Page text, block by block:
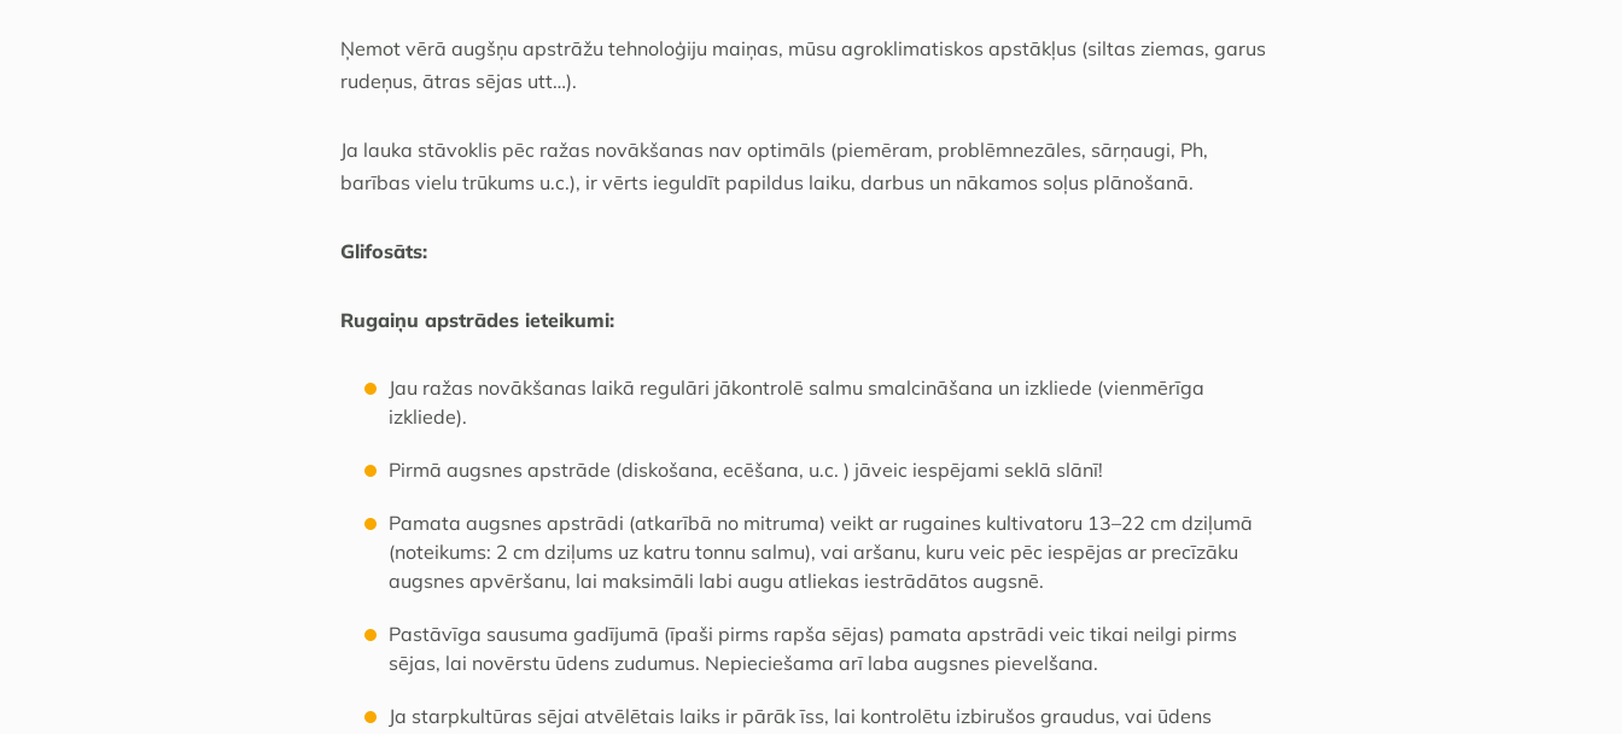
Ņemot vērā augšņu apstrāžu tehnoloģiju maiņas, mūsu agroklimatiskos apstākļus (siltas ziemas, garus
rudeņus, ātras sējas utt…).
Ja lauka stāvoklis pēc ražas novākšanas nav optimāls (piemēram, problēmnezāles, sārņaugi, Ph,
barības vielu trūkums u.c.), ir vērts ieguldīt papildus laiku, darbus un nākamos soļus plānošanā.
Glifosāts:
Rugaiņu apstrādes ieteikumi:
Jau ražas novākšanas laikā regulāri jākontrolē salmu smalcināšana un izkliede (vienmērīga
izkliede).
Pirmā augsnes apstrāde (diskošana, ecēšana, u.c. ) jāveic iespējami seklā slānī!
Pamata augsnes apstrādi (atkarībā no mitruma) veikt ar rugaines kultivatoru 13–22 cm dziļumā
(noteikums: 2 cm dziļums uz katru tonnu salmu), vai aršanu, kuru veic pēc iespējas ar precīzāku
augsnes apvēršanu, lai maksimāli labi augu atliekas iestrādātos augsnē.
Pastāvīga sausuma gadījumā (īpaši pirms rapša sējas) pamata apstrādi veic tikai neilgi pirms
sējas, lai novērstu ūdens zudumus. Nepieciešama arī laba augsnes pievelšana.
Ja starpkultūras sējai atvēlētais laiks ir pārāk īss, lai kontrolētu izbirušos graudus, vai ūdens